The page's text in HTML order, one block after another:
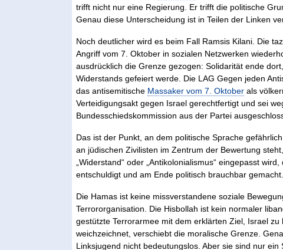
trifft nicht nur eine Regierung. Er trifft die politische
Genau diese Unterscheidung ist in Teilen der Linken
Noch deutlicher wird es beim Fall Ramsis Kilani. Die
Angriff vom 7. Oktober in sozialen Netzwerken
ausdrücklich die Grenze gezogen: Solidarität ende
Widerstands gefeiert werde. Die LAG Gegen jeden
das antisemitische Massaker vom 7. Oktober als
Verteidigungsakt gegen Israel gerechtfertigt und sei
Bundesschiedskommission aus der Partei
Das ist der Punkt, an dem politische Sprache
an jüdischen Zivilisten im Zentrum der Bewertung
„Widerstand“ oder „Antikolonialismus“ eingepasst
entschuldigt und am Ende politisch brauchbar gemacht.
Die Hamas ist keine missverstandene soziale
Terrororganisation. Die Hisbollah ist kein normaler
gestützte Terrorarmee mit dem erklärten Ziel, Israel
weichzeichnet, verschiebt die moralische Grenze.
Linksjugend nicht bedeutungslos. Aber sie sind nur